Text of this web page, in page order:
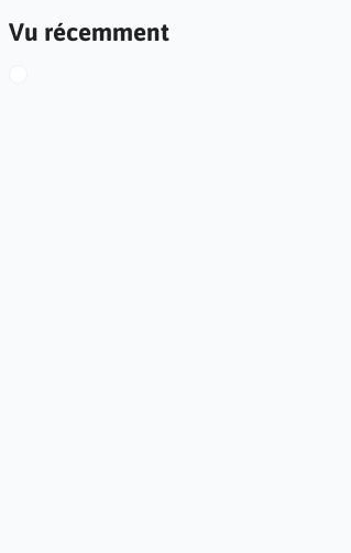
Vu récemment